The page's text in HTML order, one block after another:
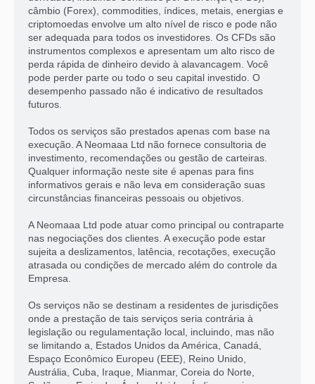
câmbio (Forex), commodities, índices, metais, energias e
criptomoedas envolve um alto nível de risco e pode não
ser adequada para todos os investidores. Os CFDs são
instrumentos complexos e apresentam um alto risco de
perda rápida de dinheiro devido à alavancagem. Você
pode perder parte ou todo o seu capital investido. O
desempenho passado não é indicativo de resultados
futuros.
Todos os serviços são prestados apenas com base na
execução. A Neomaaa Ltd não fornece consultoria de
investimento, recomendações ou gestão de carteiras.
Qualquer informação neste site é apenas para fins
informativos gerais e não leva em consideração suas
circunstâncias financeiras pessoais ou objetivos.
A Neomaaa Ltd pode atuar como principal ou contraparte
nas negociações dos clientes. A execução pode estar
sujeita a deslizamentos, latência, recotações, execução
atrasada ou condições de mercado além do controle da
Empresa.
Os serviços não se destinam a residentes de jurisdições
onde a prestação de tais serviços seria contrária à
legislação ou regulamentação local, incluindo, mas não
se limitando a, Estados Unidos da América, Canadá,
Espaço Econômico Europeu (EEE), Reino Unido,
Austrália, Cuba, Iraque, Mianmar, Coreia do Norte,